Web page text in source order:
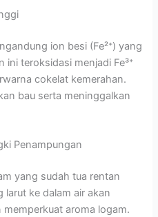
ion besi (Fe²⁺) yang
ini teroksidasi menjadi Fe³⁺
cokelat kemerahan.
bau serta meninggalkan
Penampungan
yang sudah tua rentan
larut ke dalam air akan
aroma logam.